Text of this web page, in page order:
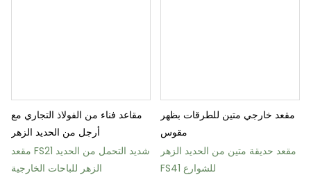
مقاعد فناء من الفولاذ التجاري مع
أرجل من الحديد الزهر
مقعد FS21 شديد التحمل من الحديد
الزهر للباحات الخارجية
مقعد خارجي متين للطرقات بظهر
مقوس
مقعد حديقة متين من الحديد الزهر
FS41 للشوارع